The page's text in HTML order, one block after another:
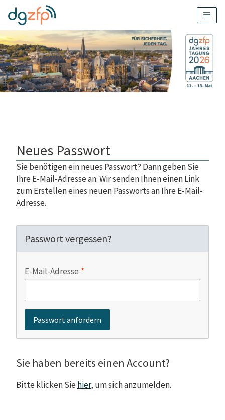
Neues Passwort
Sie benötigen ein neues Passwort? Dann geben Sie
Ihre E-Mail-Adresse an. Wir senden Ihnen einen Link
zum Erstellen eines neuen Passworts an Ihre E-Mail-
Adresse.
Passwort vergessen?
E-Mail-Adresse
Sie haben bereits einen Account?
Bitte klicken Siehier, um sich anzumelden.